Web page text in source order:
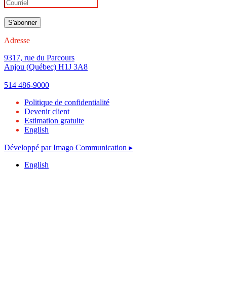
Adresse
9317, rue du Parcours
Anjou (Québec) H1J 3A8
514 486-9000
Politique de confidentialité
Devenir client
Estimation gratuite
English
Développé par Imago Communication ▸
English